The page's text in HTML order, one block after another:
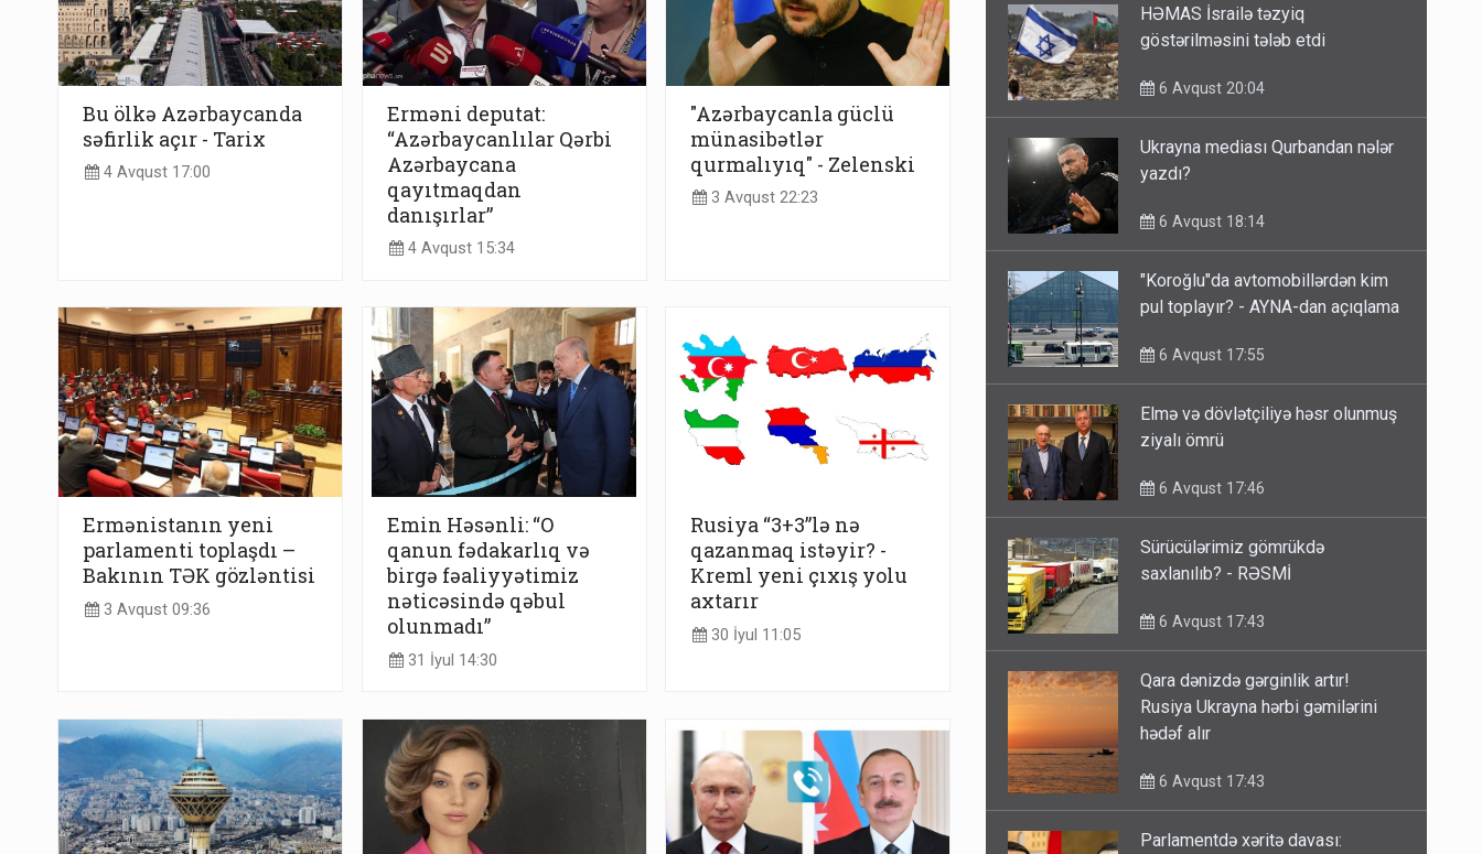
Bu ölkə Azərbaycanda
səfirlik açır - Tarix
4 Avqust 17:00
Erməni deputat:
“Azərbaycanlılar Qərbi
Azərbaycana
qayıtmaqdan
danışırlar”
4 Avqust 15:34
"Azərbaycanla güclü
münasibətlər
qurmalıyıq" - Zelenski
3 Avqust 22:23
Ermənistanın yeni
parlamenti toplaşdı –
Bakının TƏK gözləntisi
3 Avqust 09:36
Emin Həsənli: “O
qanun fədakarlıq və
birgə fəaliyyətimiz
nəticəsində qəbul
olunmadı”
31 İyul 14:30
Rusiya “3+3”lə nə
qazanmaq istəyir? -
Kreml yeni çıxış yolu
axtarır
30 İyul 11:05
HƏMAS İsrailə təzyiq
göstərilməsini tələb etdi
6 Avqust 20:04
Ukrayna mediası Qurbandan nələr
yazdı?
6 Avqust 18:14
"Koroğlu"da avtomobillərdən kim
pul toplayır? - AYNA-dan açıqlama
6 Avqust 17:55
Elmə və dövlətçiliyə həsr olunmuş
ziyalı ömrü
6 Avqust 17:46
Sürücülərimiz gömrükdə
saxlanılıb? - RƏSMİ
6 Avqust 17:43
Qara dənizdə gərginlik artır!
Rusiya Ukrayna hərbi gəmilərini
hədəf alır
6 Avqust 17:43
Parlamentdə xəritə davası: